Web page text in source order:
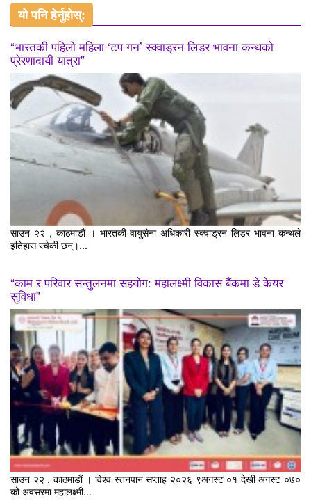
यो पनि हेर्नुहोस्:
“भारतकी पहिलो महिला ‘टप गन’ स्क्वाड्रन लिडर भावना कन्थको
प्रेरणादायी यात्रा”
साउन २२ , काठमाडौं । भारतकी वायुसेना अधिकारी स्क्वाड्रन लिडर भावना कन्थले
इतिहास रचेकी छन्।...
“काम र परिवार सन्तुलनमा सहयोग: महालक्ष्मी विकास बैंकमा डे केयर
सुविधा”
साउन २२ , काठमाडौं । विश्व स्तनपान सप्ताह २०२६ ९अगस्ट ०१ देखी अगस्ट ०७०
को अवसरमा महालक्ष्मी...